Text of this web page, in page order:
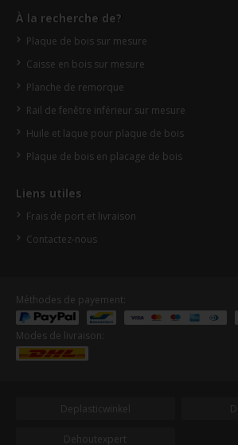
À la recherche de?
Plaque de bois sur mesure
Caisse en bois sur mesure
Planche de remorque
Rail de fenêtre inférieur sur mesure
Huile et laque pour plaque de bois
Plaque de bois en placage de bois
Liens utiles
Frais de port et livraison
Contactez-nous
Méthodes de payement:
Modes de livraison:
Deplasticwinkel
Dehoutexpert